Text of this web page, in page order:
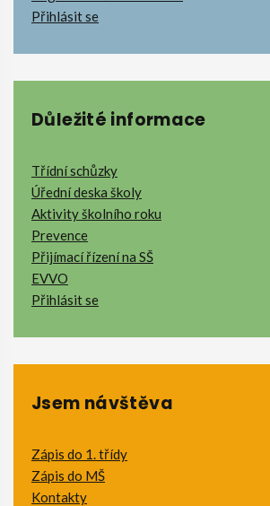
Přihlásit se
Důležité informace
Třídní schůzky
Úřední deska školy
Aktivity školního roku
Prevence
Přijímací řízení na SŠ
EVVO
Přihlásit se
Jsem návštěva
Zápis do 1. třídy
Zápis do MŠ
Kontakty